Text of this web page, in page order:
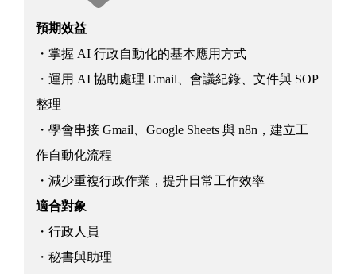
預期效益
・掌握 AI 行政自動化的基本應用方式
・運用 AI 協助處理 Email、會議紀錄、文件與 SOP
整理
・學會串接 Gmail、Google Sheets 與 n8n，建立工
作自動化流程
・減少重複行政作業，提升日常工作效率
適合對象
・行政人員
・秘書與助理